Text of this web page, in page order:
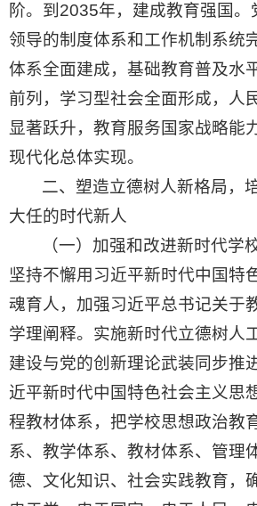
阶。到2035年，建成教育强国。
领导的制度体系和工作机制系统
体系全面建成，基础教育普及水
前列，学习型社会全面形成，人
显著跃升，教育服务国家战略能
现代化总体实现。
二、塑造立德树人新格局，
大任的时代新人
（一）加强和改进新时代学
坚持不懈用习近平新时代中国特
魂育人，加强习近平总书记关于
学理阐释。实施新时代立德树人
建设与党的创新理论武装同步推
近平新时代中国特色社会主义思
程教材体系，把学校思想政治教
系、教学体系、教材体系、管理
德、文化知识、社会实践教育，